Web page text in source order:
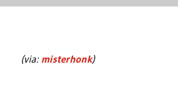
(via:misterhonk)